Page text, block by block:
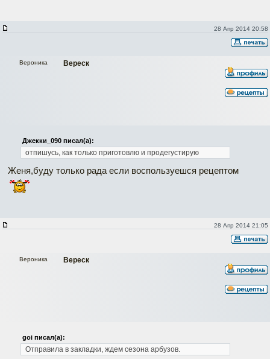
28 Апр 2014 20:58
Вереск
Вероника
Джекки_090 писал(а):
отпишусь, как только приготовлю и продегустирую
Женя,буду только рада если воспользуешся рецептом
28 Апр 2014 21:05
Вереск
Вероника
goi писал(а):
Отправила в закладки, ждем сезона арбузов.